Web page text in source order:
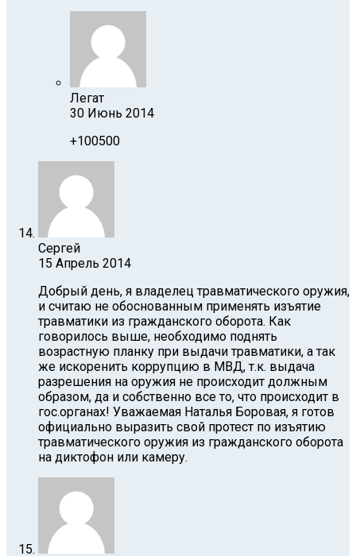
Легат
30 Июнь 2014
+100500
Сергей
15 Апрель 2014
Добрый день, я владелец травматического оружия,
и считаю не обоснованным применять изъятие
травматики из гражданского оборота. Как
говорилось выше, необходимо поднять
возрастную планку при выдачи травматики, а так
же искоренить коррупцию в МВД, т.к. выдача
разрешения на оружия не происходит должным
образом, да и собственно все то, что происходит в
гос.органах! Уважаемая Наталья Боровая, я готов
официально выразить свой протест по изъятию
травматического оружия из гражданского оборота
на диктофон или камеру.